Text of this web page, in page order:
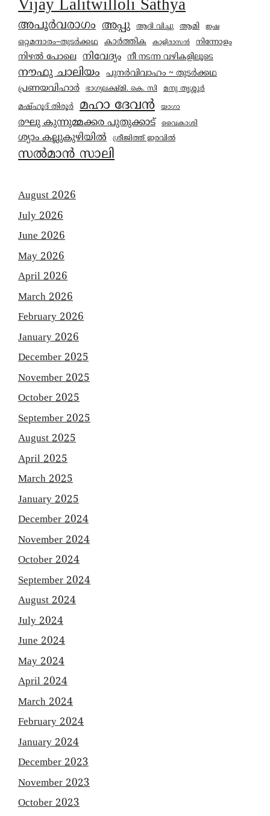
Vijay Lalitwilloli Sathya
അപൂർവരാഗം അപ്പു ആദി വിച്ചു ആമി ഇഷ
ഒറ്റമന്ദാരം~തുടർക്കഥ കാര്‍ത്തിക കാളിദാസൻ നിന്നോളം
നിഴൽ പോലെ നിവേദ്യം നീ നടന്ന വഴികളിലൂടെ
നൗഫു ചാലിയം പുനർവിവാഹം ~ തുടർക്കഥ
പ്രണയവിഹാർ ഭാഗ്യലക്ഷ്മി. കെ. സി
മനു തൃശ്ശൂർ
മഷ്ഹൂദ് തിരൂർ
മഹാ ദേവൻ യാഗാ
രഘു കുന്നുമ്മക്കര പുതുക്കാട് വൈകാശി
ശ്യാം കല്ലുകുഴിയിൽ ശ്രീജിത്ത് ഇരവിൽ
സൽമാൻ സാലി
August 2026
July 2026
June 2026
May 2026
April 2026
March 2026
February 2026
January 2026
December 2025
November 2025
October 2025
September 2025
August 2025
April 2025
March 2025
January 2025
December 2024
November 2024
October 2024
September 2024
August 2024
July 2024
June 2024
May 2024
April 2024
March 2024
February 2024
January 2024
December 2023
November 2023
October 2023